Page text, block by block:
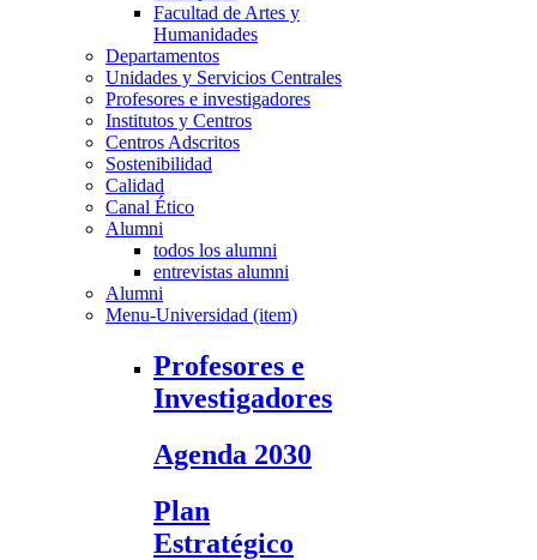
Facultad de Artes y
Humanidades
Departamentos
Unidades y Servicios Centrales
Profesores e investigadores
Institutos y Centros
Centros Adscritos
Sostenibilidad
Calidad
Canal Ético
Alumni
todos los alumni
entrevistas alumni
Alumni
Menu-Universidad (item)
Profesores e
Investigadores
Agenda 2030
Plan
Estratégico